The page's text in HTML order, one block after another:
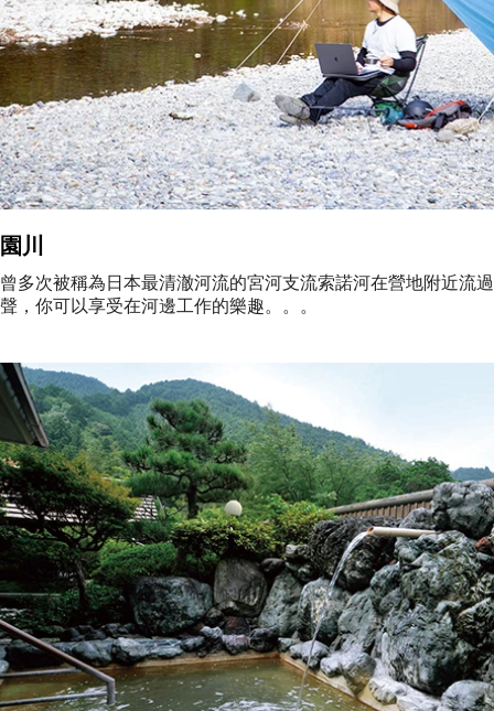
園川
曾多次被稱為日本最清澈河流的宮河支流索諾河在營地附近流
聲，你可以享受在河邊工作的樂趣。。。